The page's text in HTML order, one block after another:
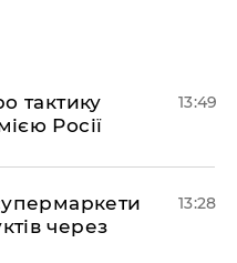
тактику
Росії
13:49
через
13:28